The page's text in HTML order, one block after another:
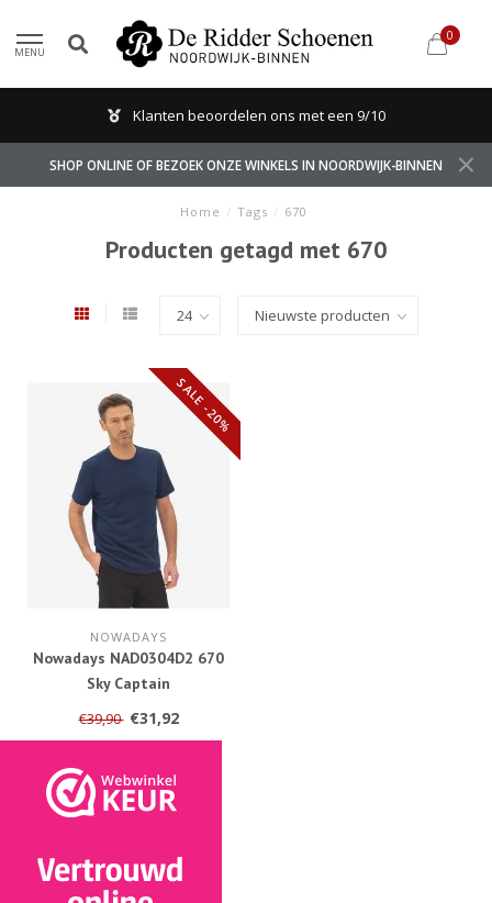
MENU
0
Klanten beoordelen ons met een 9/10
SHOP ONLINE OF BEZOEK ONZE WINKELS IN NOORDWIJK-BINNEN
Home / Tags / 670
Producten getagd met 670
SALE -20%
NOWADAYS
Nowadays NAD0304D2 670
Sky Captain
€39,90 €31,92